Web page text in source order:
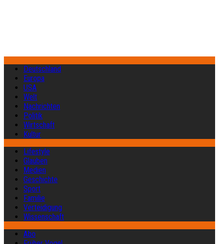
Deutschland
Europa
USA
Welt
Nachrichten
Politik
Wirtschaft
Kultur
Lifestyle
Glauben
Medien
Geschichte
Sport
Familie
Verteidigung
Wissenschaft
Abo